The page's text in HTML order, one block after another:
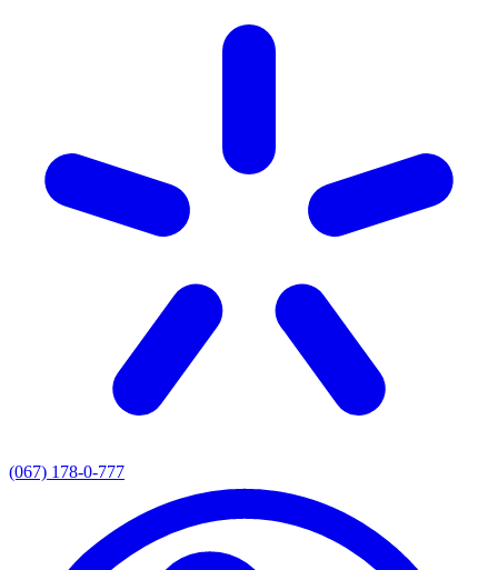
(067) 178-0-777